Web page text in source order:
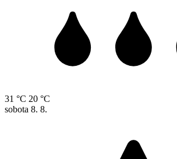
31 °C 20 °C
sobota 8. 8.